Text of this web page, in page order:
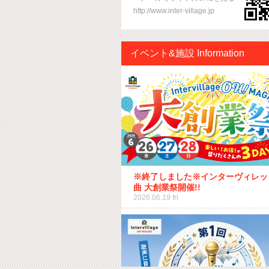
http://www.inter-village.jp
イベント&施設 Information
※終了しました※インターヴィレッ
曲 大創業祭開催!!
2026.06.19 fri